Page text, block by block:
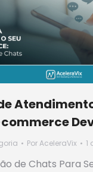
commerce
PorAceleraVix 1
de Chats Para